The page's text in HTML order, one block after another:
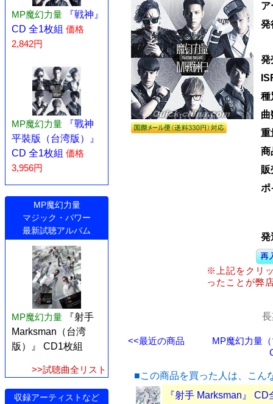
MP魔幻力量
『戦神』
CD 全1枚組 価格
2,842円
MP魔幻力量
『戰神
平裝版（台湾版）』
CD 全1枚組 価格
3,956円
MP魔幻力量
マジック・パワー
最新試聴アルバム
MP魔幻力量
『射手
Marksman（台湾
版）』 CD1枚組
>>試聴曲全リスト
収録アーティストなど
ア
発
発
種
曲
重
商
販
ポ
発
※上記をクリ
ったことが弊
<<最近の商品
MP魔幻力量
■この商品を買った人は、こん
『射手 Marksman』 CD